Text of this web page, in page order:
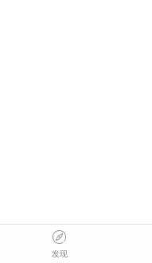
发现